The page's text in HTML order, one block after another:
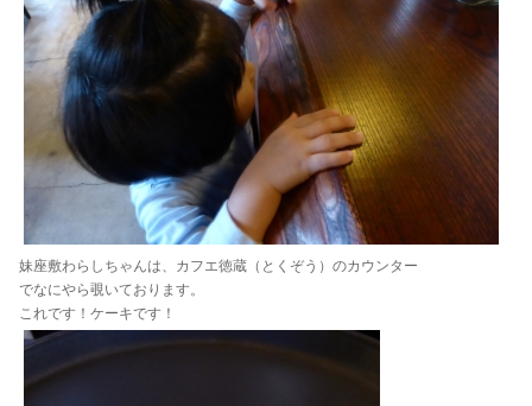
妹座敷わらしちゃんは、カフエ徳蔵（とくぞう）のカウンター
でなにやら覗いております。
これです！ケーキです！